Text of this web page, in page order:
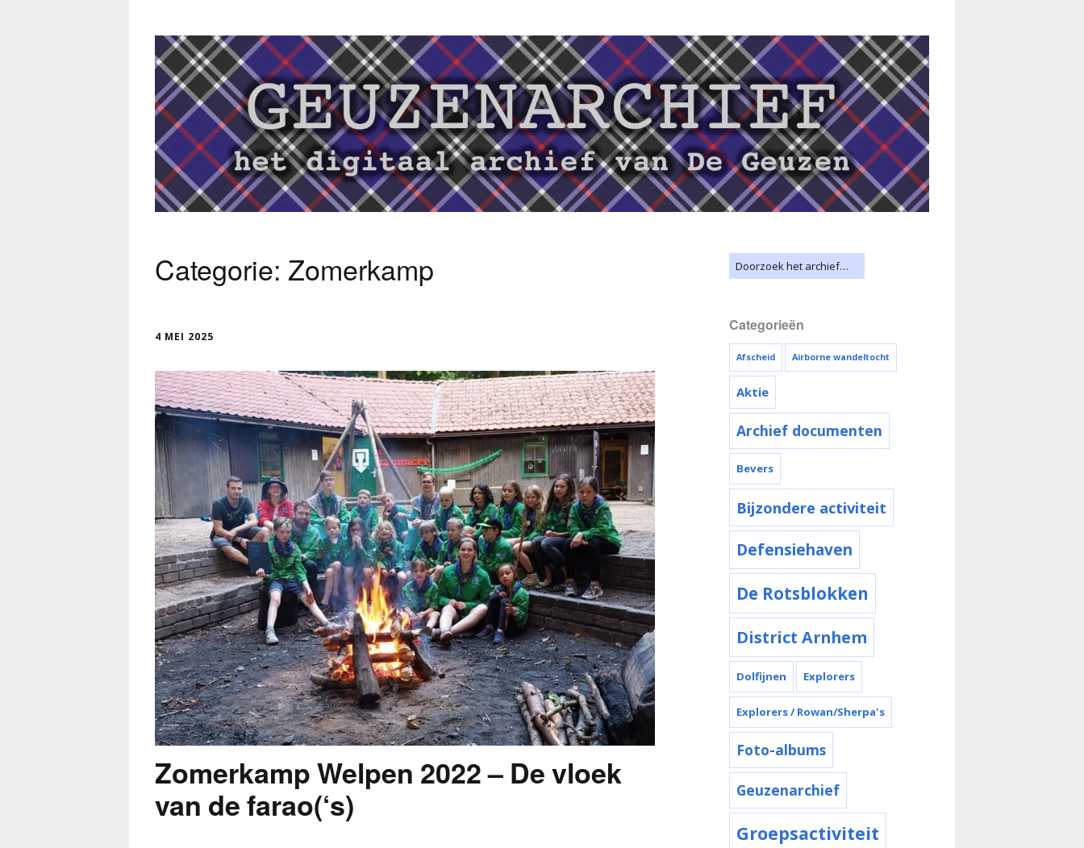
Categorie: Zomerkamp
4 MEI 2025
Zomerkamp Welpen 2022 – De vloek
van de farao(‘s)
Categorieën
Afscheid Airborne wandeltocht
Aktie
Archief documenten
Bevers
Bijzondere activiteit
Defensiehaven
De Rotsblokken
District Arnhem
Dolfijnen Explorers
Explorers / Rowan/Sherpa's
Foto-albums
Geuzenarchief
Groepsactiviteit